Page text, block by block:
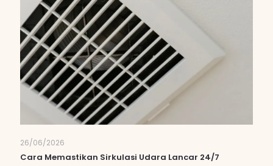
26/06/2026
Cara Memastikan Sirkulasi Udara Lancar 24/7